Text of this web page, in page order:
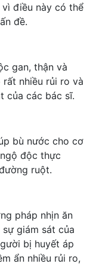
vì điều này có thể
đề.
gan, thận và
rất nhiều rủi ro và
của các bác sĩ.
bù nước cho cơ
ngộ độc thực
ruột.
pháp nhịn ăn
giám sát của
bị huyết áp
ẩn nhiều rủi ro,